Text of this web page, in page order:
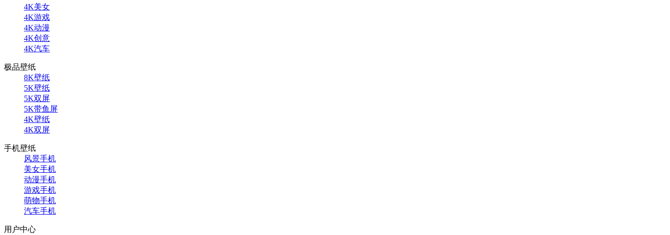
4K美女
4K游戏
4K动漫
4K创意
4K汽车
极品壁纸
8K壁纸
5K壁纸
5K双屏
5K带鱼屏
4K壁纸
4K双屏
手机壁纸
风景手机
美女手机
动漫手机
游戏手机
萌物手机
汽车手机
用户中心